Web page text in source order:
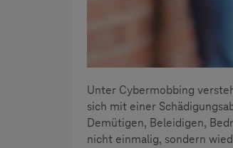
Unter Cybermobbing
sich mit einer
Demütigen, Beleidigen,
nicht einmalig, sondern